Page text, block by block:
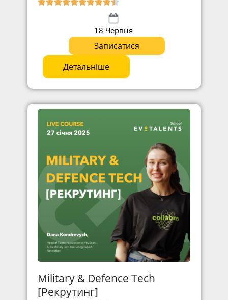
18 Червня
Записатися
Детальніше
Military & Defence Tech
[Рекрутинг]